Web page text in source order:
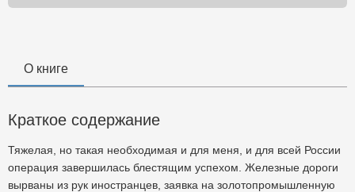
О книге
Краткое содержание
Тяжелая, но такая необходимая и для меня, и для всей России
операция завершилась блестящим успехом. Железные дороги
вырваны из рук иностранцев, заявка на золотопромышленную